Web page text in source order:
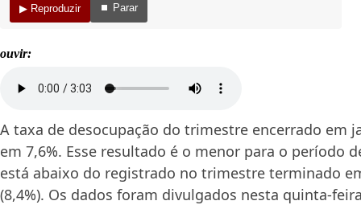
▶ Reproduzir ⏹ Parar
ouvir:
A taxa de desocupação do trimestre encerrado em
em 7,6%. Esse resultado é o menor para o período
está abaixo do registrado no trimestre terminado
(8,4%). Os dados foram divulgados nesta quinta-